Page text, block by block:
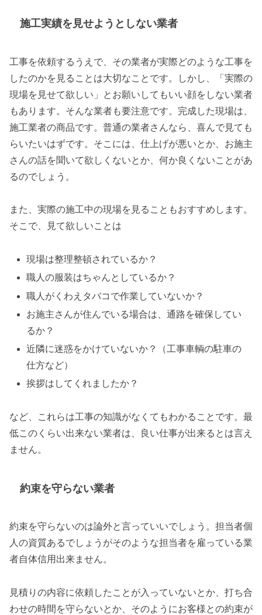
施工実績を見せようとしない業者
工事を依頼するうえで、その業者が実際どのような工事を
したのかを見ることは大切なことです。しかし、「実際の
現場を見せて欲しい」とお願いしてもいい顔をしない業者
もあります。そんな業者も要注意です。完成した現場は、
施工業者の商品です。普通の業者さんなら、喜んで見ても
らいたいはずです。そこには、仕上げが悪いとか、お施主
さんの話を聞いて欲しくないとか、何か良くないことがあ
るのでしょう。
また、実際の施工中の現場を見ることもおすすめします。
そこで、見て欲しいことは
現場は整理整頓されているか？
職人の服装はちゃんとしているか？
職人がくわえタバコで作業していないか？
お施主さんが住んでいる場合は、通路を確保してい
るか？
近隣に迷惑をかけていないか？（工事車輌の駐車の
仕方など）
挨拶はしてくれましたか？
など、これらは工事の知識がなくてもわかることです。最
低このくらい出来ない業者は、良い仕事が出来るとは言え
ません。
約束を守らない業者
約束を守らないのは論外と言っていいでしょう。担当者個
人の資質あるでしょうがそのような担当者を雇っている業
者自体信用出来ません。
見積りの内容に依頼したことが入っていないとか、打ち合
わせの時間を守らないとか、そのようにお客様との約束が